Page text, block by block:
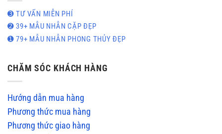
➌ TƯ VẤN MIỄN PHÍ
➋ 39+ MẪU NHẪN CẶP ĐẸP
➊ 79+ MẪU NHẪN PHONG THỦY ĐẸP
CHĂM SÓC KHÁCH HÀNG
Hướng dẫn mua hàng
Phương thức mua hàng
Phương thức giao hàng